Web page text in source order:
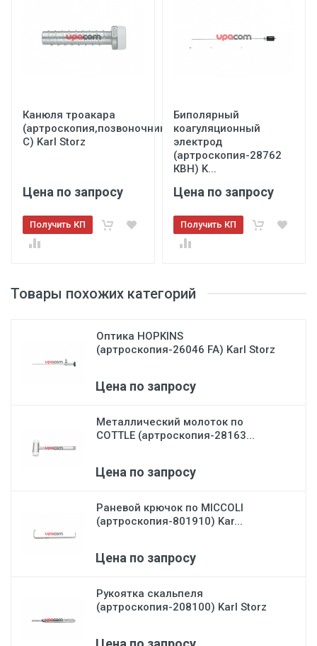
Товары похожих категорий
Оптика HOPKINS
(артроскопия-26046 FA) Karl Storz
Цена по запросу
Металлический молоток по
COTTLE (артроскопия-28163...
Цена по запросу
Раневой крючок по MICCOLI
(артроскопия-801910) Kar...
Цена по запросу
Рукоятка скальпеля
(артроскопия-208100) Karl Storz
Канюля троакара
(артроскопия,позвоночник-40103
С) Karl Storz
Цена по запросу
Получить КП
Биполярный
коагуляционный
электрод
(артроскопия-28762
КВН) K...
Цена по запросу
Получить КП